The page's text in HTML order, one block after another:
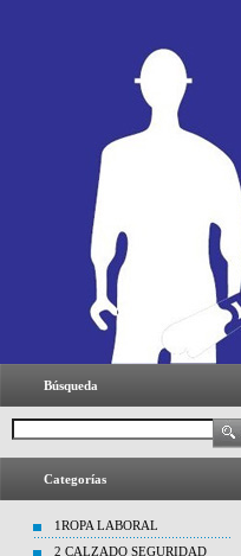
Búsqueda
Categorías
1ROPA LABORAL
2 CALZADO SEGURIDAD